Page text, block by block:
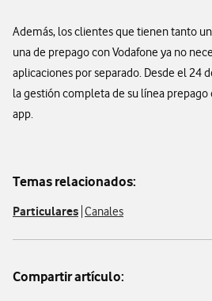
Además, los clientes que tienen tanto
una de prepago con Vodafone ya no
aplicaciones por separado. Desde el 24
la gestión completa de su línea
app.
Temas relacionados:
Particulares Canales
Compartir artículo: